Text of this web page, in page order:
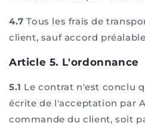
4.7 Tous les frais de
client, sauf accord
Article 5. L'ordonnance
5.1 Le contrat n'est conclu
écrite de l'acceptation par
commande du client, soit